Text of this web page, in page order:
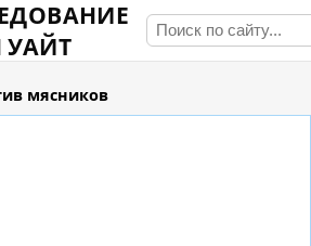
УАЙТ
мясников